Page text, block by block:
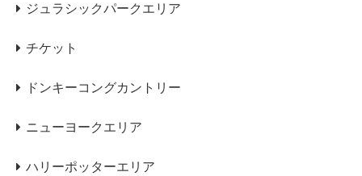
ジュラシックパークエリア
チケット
ドンキーコングカントリー
ニューヨークエリア
ハリーポッターエリア